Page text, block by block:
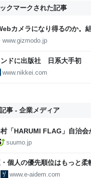
クマークされた記事
カメラになり得るのか。
www.gizmodo.jp
ンドに出版社 日系大手初
込み - 日本経済新聞
www.nikkei.com
事 - 企業メディア
村「HARUMI FLAG」自治
踊り2万人集客や交通改善
suumo.jp
個人の優先順位はもっと
えたいこと - りっすん by
www.e-aidem.com